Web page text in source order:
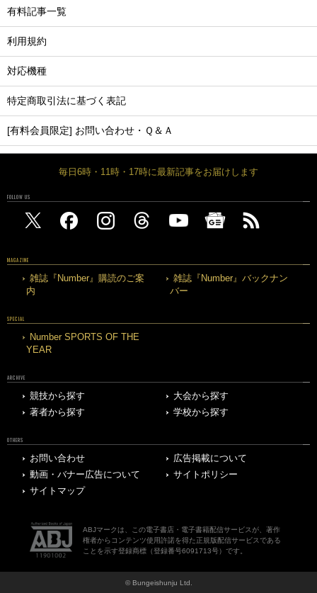
有料記事一覧
利用規約
対応機種
特定商取引法に基づく表記
[有料会員限定] お問い合わせ・Ｑ＆Ａ
毎日6時・11時・17時に最新記事をお届けします
FOLLOW US
MAGAZINE
雑誌『Number』購読のご案
内
雑誌『Number』バックナン
バー
SPECIAL
Number SPORTS OF THE
YEAR
ARCHIVE
競技から探す
大会から探す
著者から探す
学校から探す
OTHERS
お問い合わせ
広告掲載について
動画・バナー広告について
サイトポリシー
サイトマップ
ABJマークは、この電子書店・電子書籍配信サービスが、著作
権者からコンテンツ使用許諾を得た正規版配信サービスである
ことを示す登録商標（登録番号6091713号）です。
© Bungeishunju Ltd.